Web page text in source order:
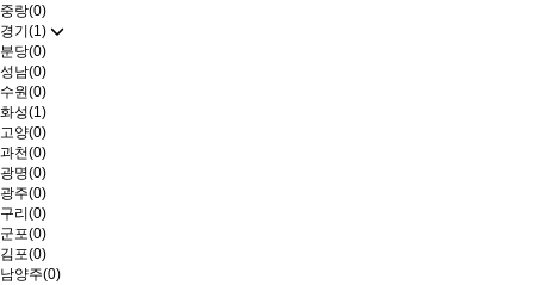
중랑(0)
경기(1)
분당(0)
성남(0)
수원(0)
화성(1)
고양(0)
과천(0)
광명(0)
광주(0)
구리(0)
군포(0)
김포(0)
남양주(0)